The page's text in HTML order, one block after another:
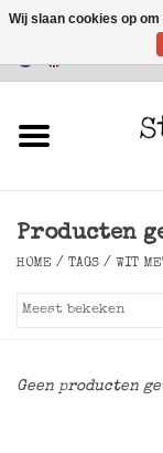
Verlichting
Producten
HOME / TAGS / WIT
Geen producten
Wij slaan cookies op